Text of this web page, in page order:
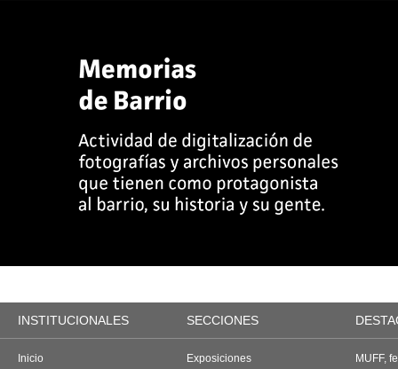
INSTITUCIONALES SECCIONES
Inicio
Exposiciones
MUFF,